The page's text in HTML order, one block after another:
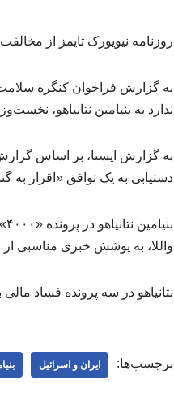
روزنامه نیویورک ‌تایمز از
به گزارش فراخوان کنگره
ندارد به بنیامین نتانیاهو،
به گزارش ایسنا، بر اساس
دستیابی به یک توافق «اقرار به
واللا، به پوشش خبری مناسبی
نتانیاهو در سه پرونده فساد
برچسب‌ها: ایران و اسرائیل